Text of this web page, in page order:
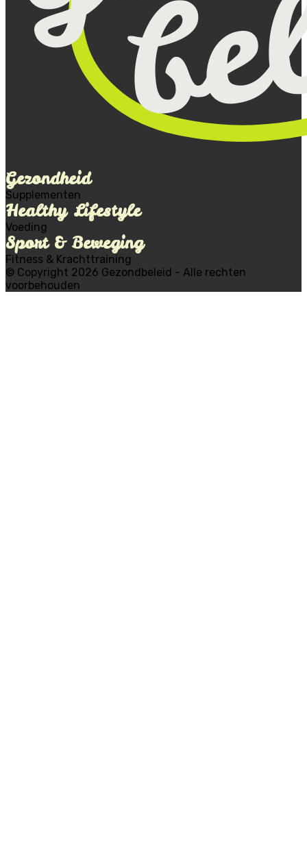
Gezondheid
Supplementen
Healthy Lifestyle
Voeding
Sport & Beweging
Fitness & Krachttraining
© Copyright 2026 Gezondbeleid - Alle rechten
voorbehouden